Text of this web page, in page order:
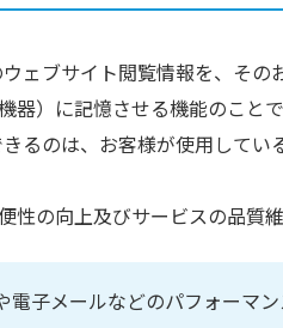
ェブサイト閲覧情報を、その
器）に記憶させる機能のことで
るのは、お客様が使用して
性の向上及びサービスの品質
電子メールなどのパフォーマン